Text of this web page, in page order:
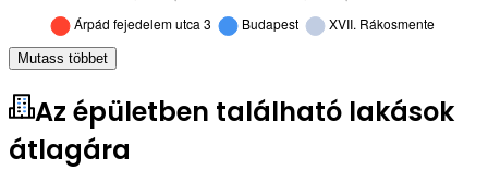
Mutass többet
Az épületben található lakások
átlagára